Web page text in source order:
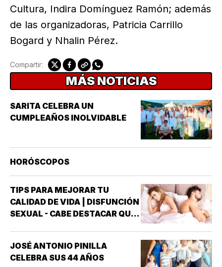
Cultura, Indira Domínguez Ramón; además
de las organizadoras, Patricia Carrillo
Bogard y Nhalin Pérez.
Compartir:
MÁS NOTICIAS
SARITA CELEBRA UN
CUMPLEAÑOS INOLVIDABLE
HORÓSCOPOS
TIPS PARA MEJORAR TU
CALIDAD DE VIDA | DISFUNCIÓN
SEXUAL - CABE DESTACAR QUE
INTERÉS HA GENERADO PARA
LA INVESTIGACIÓN DE NUEVOS
JOSÉ ANTONIO PINILLA
CELEBRA SUS 44 AÑOS